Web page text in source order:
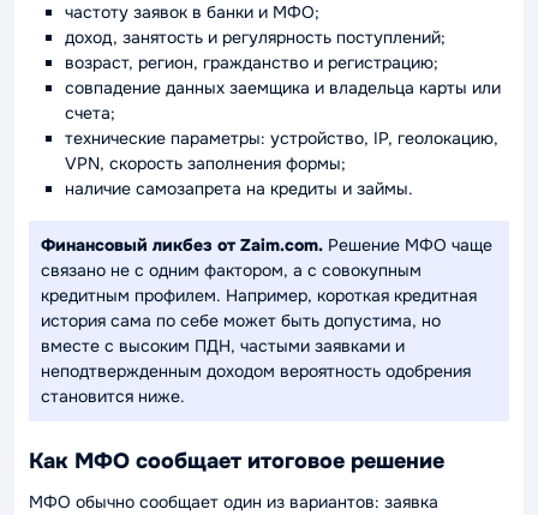
частоту заявок в банки и МФО;
доход, занятость и регулярность поступлений;
возраст, регион, гражданство и регистрацию;
совпадение данных заемщика и владельца карты или
счета;
технические параметры: устройство, IP, геолокацию,
VPN, скорость заполнения формы;
наличие самозапрета на кредиты и займы.
Финансовый ликбез от Zaim.com. Решение МФО чаще
связано не с одним фактором, а с совокупным
кредитным профилем. Например, короткая кредитная
история сама по себе может быть допустима, но
вместе с высоким ПДН, частыми заявками и
неподтвержденным доходом вероятность одобрения
становится ниже.
Как МФО сообщает итоговое решение
МФО обычно сообщает один из вариантов: заявка